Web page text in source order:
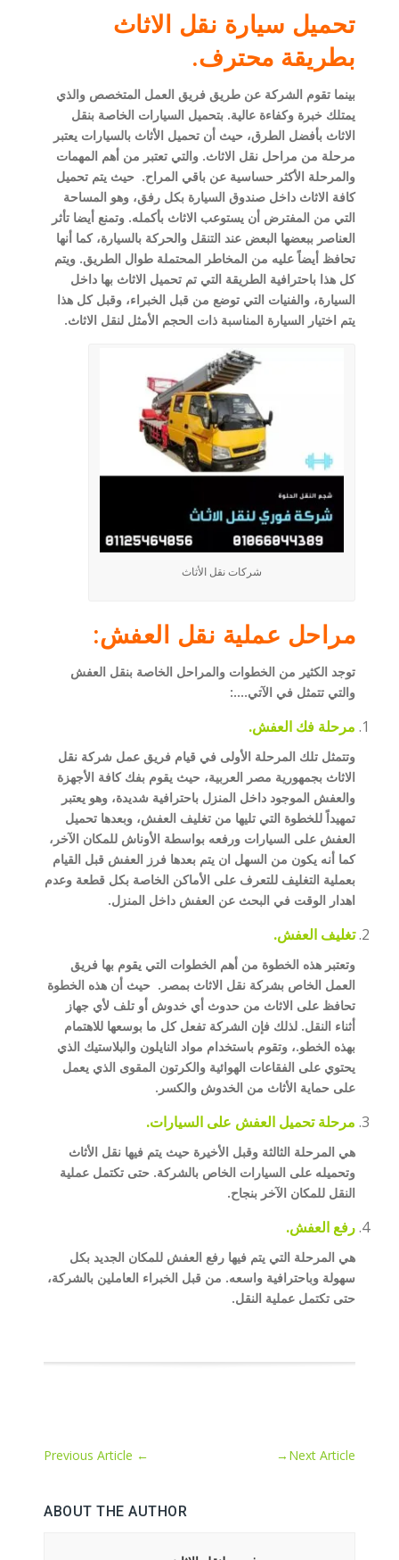
تحميل سيارة نقل الاثاث
بطريقة محترف.
بينما تقوم الشركة عن طريق فريق العمل المتخصص والذي
يمتلك خبرة وكفاءة عالية. بتحميل السيارات الخاصة بنقل
الاثاث بأفضل الطرق، حيث أن تحميل الأثاث بالسيارات يعتبر
مرحلة من مراحل نقل الاثاث. والتي تعتبر من أهم المهمات
والمرحلة الأكثر حساسية عن باقي المراح. حيث يتم تحميل
كافة الاثاث داخل صندوق السيارة بكل رفق، وهو المساحة
التي من المفترض أن يستوعب الاثاث بأكمله. وتمنع أيضا تأثر
العناصر ببعضها البعض عند التنقل والحركة بالسيارة، كما أنها
تحافظ أيضاً عليه من المخاطر المحتملة طوال الطريق. ويتم
كل هذا باحترافية الطريقة التي تم تحميل الاثاث بها داخل
السيارة، والفنيات التي توضع من قبل الخبراء، وقبل كل هذا
يتم اختيار السيارة المناسبة ذات الحجم الأمثل لنقل الاثاث.
شركات نقل الأثاث
مراحل عملية نقل العفش:
توجد الكثير من الخطوات والمراحل الخاصة بنقل العفش
والتي تتمثل في الآتي….:
مرحلة فك العفش.
وتتمثل تلك المرحلة الأولى في قيام فريق عمل شركة نقل
الاثاث بجمهورية مصر العربية، حيث يقوم بفك كافة الأجهزة
والعفش الموجود داخل المنزل باحترافية شديدة، وهو يعتبر
تمهيداً للخطوة التي تليها من تغليف العفش، وبعدها تحميل
العفش على السيارات ورفعه بواسطة الأوناش للمكان الآخر،
كما أنه يكون من السهل ان يتم بعدها فرز العفش قبل القيام
بعملية التغليف للتعرف على الأماكن الخاصة بكل قطعة وعدم
اهدار الوقت في البحث عن العفش داخل المنزل.
تغليف العفش.
وتعتبر هذه الخطوة من أهم الخطوات التي يقوم بها فريق
العمل الخاص بشركة نقل الاثاث بمصر. حيث أن هذه الخطوة
تحافظ على الاثاث من حدوث أي خدوش أو تلف لأي جهاز
أثناء النقل. لذلك فإن الشركة تفعل كل ما بوسعها للاهتمام
بهذه الخطو.، وتقوم باستخدام مواد النايلون والبلاستيك الذي
يحتوي على الفقاعات الهوائية والكرتون المقوى الذي يعمل
على حماية الأثاث من الخدوش والكسر.
مرحلة تحميل العفش على السيارات.
هي المرحلة الثالثة وقبل الأخيرة حيث يتم فيها نقل الأثاث
وتحميله على السيارات الخاص بالشركة. حتى تكتمل عملية
النقل للمكان الآخر بنجاح.
رفع العفش.
هي المرحلة التي يتم فيها رفع العفش للمكان الجديد بكل
سهولة وباحترافية واسعه. من قبل الخبراء العاملين بالشركة،
حتى تكتمل عملية النقل.
← Next Article
→
ABOUT THE AUTHOR